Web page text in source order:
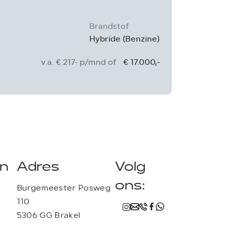
Brandstof
Hybride (Benzine)
v.a. € 217- p/mnd of € 17.000,-
Adres
Burgemeester Posweg
110
5306 GG Brakel
Volg
ons: